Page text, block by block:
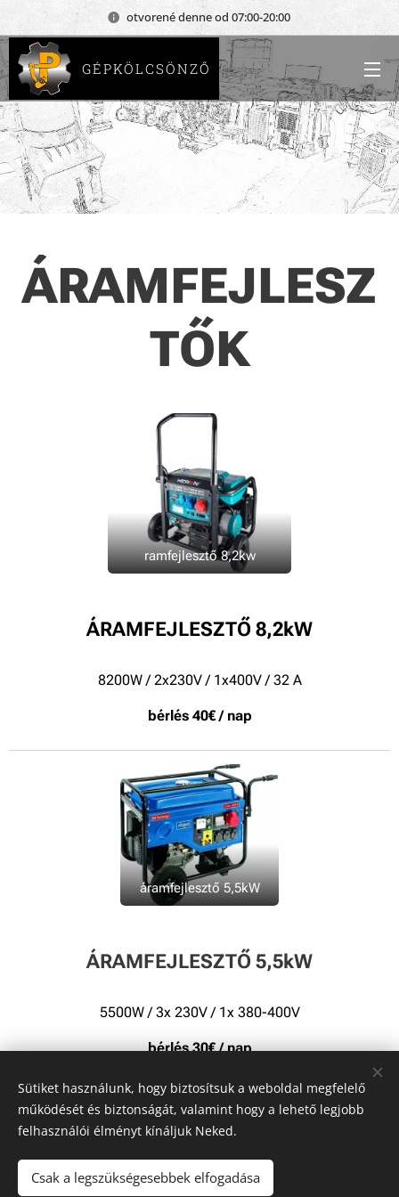
otvorené denne od 07:00-20:00
GÉPKÖLCSÖNZŐ
ÁRAMFEJLESZ
TŐK
ramfejlesztő 8,2kw
ÁRAMFEJLESZTŐ 8,2kW
8200W / 2x230V / 1x400V / 32 A
bérlés 40€ / nap
áramfejlesztő 5,5kW
ÁRAMFEJLESZTŐ 5,5kW
5500W / 3x 230V / 1x 380-400V
bérlés30€ / nap
Sütik
Sütiket használunk, hogy biztosítsuk a weboldal megfelelő
működését és biztonságát, valamint hogy a lehető legjobb
felhasználói élményt kínáljuk Neked.
Csak a legszükségesebbek elfogadása